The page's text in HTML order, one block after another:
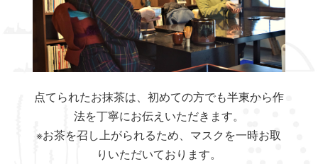
点てられたお抹茶は、初めての方でも半東から作
法を丁寧にお伝えいただきます。
※お茶を召し上がられるため、マスクを一時お取
りいただいております。